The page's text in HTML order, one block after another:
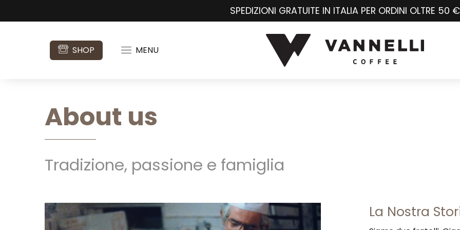
SPEDIZIONI GRATUITE IN ITALIA PER ORDINI OLTRE 50 €
SHOP MENU
About us
Tradizione, passione e famiglia
La Nostra